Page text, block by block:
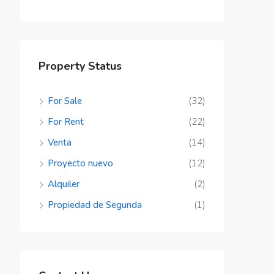
Property Status
For Sale
(32)
For Rent
(22)
Venta
(14)
Proyecto nuevo
(12)
Alquiler
(2)
Propiedad de Segunda
(1)